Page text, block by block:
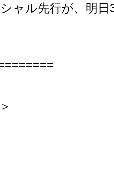
ャル先行が、明日